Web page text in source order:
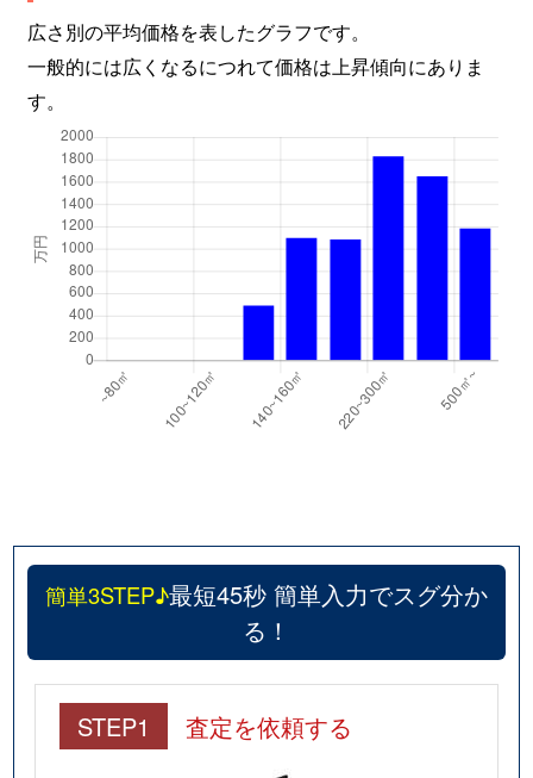
広さ別の平均価格を表したグラフです。
一般的には広くなるにつれて価格は上昇傾向にありま
す。
簡単3STEP♪最短45秒 簡単入力でスグ分か
る！
STEP1 査定を依頼する